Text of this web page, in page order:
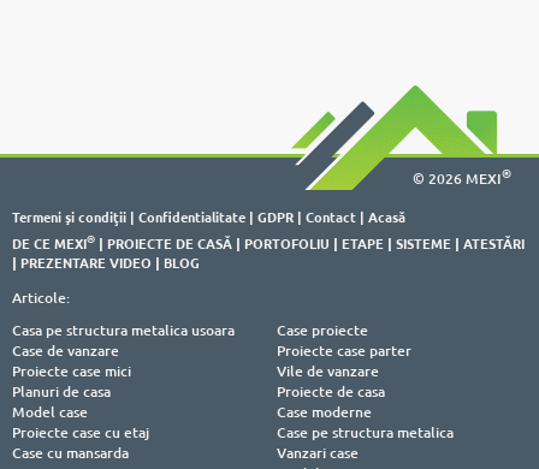
© 2026 MEXI®
Termeni şi condiţii | Confidentialitate | GDPR | Contact | Acasă
DE CE MEXI® | PROIECTE DE CASĂ | PORTOFOLIU | ETAPE | SISTEME | ATESTĂRI
| PREZENTARE VIDEO | BLOG
Articole:
Casa pe structura metalica usoara
Case de vanzare
Proiecte case mici
Planuri de casa
Model case
Proiecte case cu etaj
Case cu mansarda
Case proiecte
Proiecte case parter
Vile de vanzare
Proiecte de casa
Case moderne
Case pe structura metalica
Vanzari case